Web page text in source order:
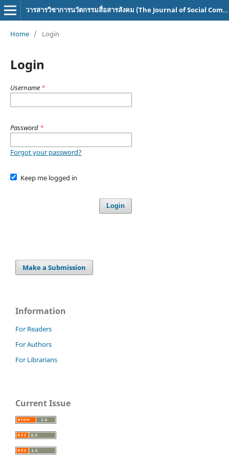
วารสารวิชาการนวัตกรรมสื่อสารสังคม (The Journal of Social Communication Innovation)
Home / Login
Login
Username *
Password *
Forgot your password?
Keep me logged in
Login
Make a Submission
Information
For Readers
For Authors
For Librarians
Current Issue